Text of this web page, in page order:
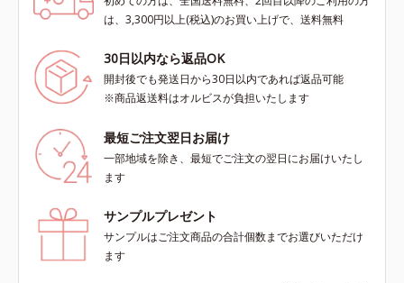
は、3,300円以上(税込)のお買い上げで、送料無料
30日以内なら返品OK
開封後でも発送日から30日以内であれば返品可能
※商品返送料はオルビスが負担いたします
最短ご注文翌日お届け
一部地域を除き、最短でご注文の翌日にお届けいたし
ます
サンプルプレゼント
サンプルはご注文商品の合計個数までお選びいただけ
ます